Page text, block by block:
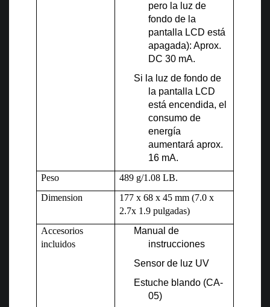
pero la luz de
fondo de la
pantalla LCD está
apagada): Aprox.
DC 30 mA.
Si la luz de fondo de
la pantalla LCD
está encendida, el
consumo de
energía
aumentará aprox.
16 mA.
Peso
489 g/1.08 LB.
Dimension
177 x 68 x 45 mm (7.0 x
2.7x 1.9 pulgadas)
Accesorios
incluidos
Manual de
instrucciones
Sensor de luz UV
Estuche blando (CA-
05)